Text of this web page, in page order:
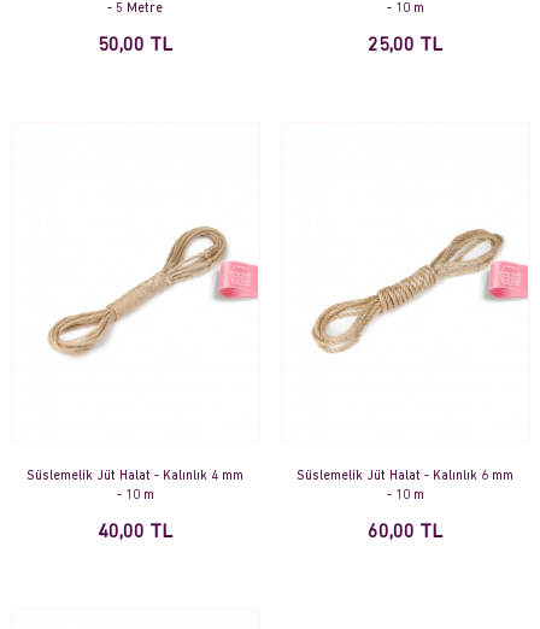
- 5 Metre
50,00 TL
- 10 m
25,00 TL
Süslemelik Jüt Halat - Kalınlık 4 mm
- 10 m
40,00 TL
Süslemelik Jüt Halat - Kalınlık 6 mm
- 10 m
60,00 TL